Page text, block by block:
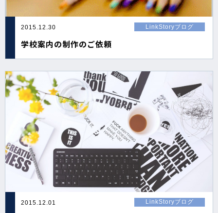
2015.12.30 LinkStoryブログ
学校案内の制作のご依頼
2015.12.01 LinkStoryブログ